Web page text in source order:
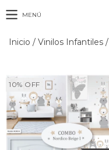
MENÚ
Inicio / Vinilos Infantiles /
10% OFF